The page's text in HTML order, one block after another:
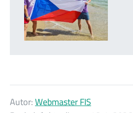
Autor:Webmaster FIS